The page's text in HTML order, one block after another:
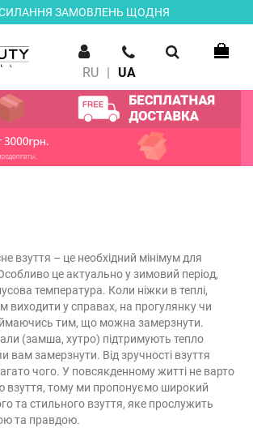
ЗАМОВЛЕНЬ ЩОДНЯ
RU | UA
взуття – це необхідний мінімум для
це актуально у зимовий період,
температура. Коли ніжки в теплі,
виходити у справах, на прогулянку чи
тим, що можна замерзнути.
(замша, хутро) підтримують тепло
вам замерзнути. Від зручності взуття
чого. У повсякденному житті не варто
взуття, тому ми пропонуємо широкий
та стильного взуття, яке прослужить
та правдою.